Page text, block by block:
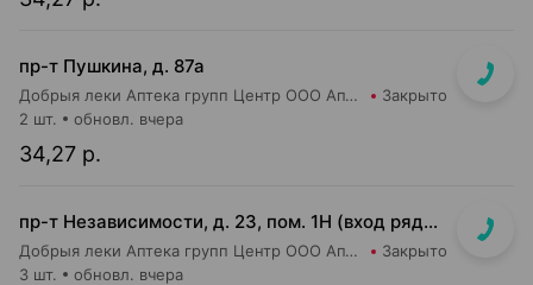
пр-т Пушкина, д. 87а
Добрыя леки Аптека групп Центр ООО Аптека №34 Закрыто
34,27 р.
2 шт. обновл. вчера
пр-т Независимости, д. 23, пом. 1Н (вход рядом со входом в м-н Евроопт и Кафетерий)
Добрыя леки Аптека групп Центр ООО Аптека №96 Закрыто
3 шт. обновл. вчера